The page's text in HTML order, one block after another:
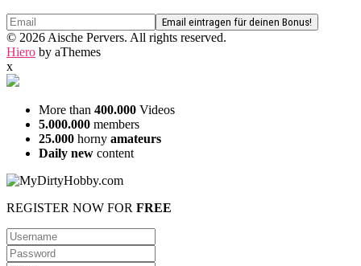
© 2026 Aische Pervers. All rights reserved.
Hiero by aThemes
x
More than 400.000 Videos
5.000.000 members
25.000 horny amateurs
Daily new content
REGISTER NOW FOR FREE